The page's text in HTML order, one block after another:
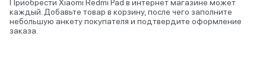
Приобрести Xiaomi Redmi Pad в интернет магазине может
каждый. Добавьте товар в корзину, после чего заполните
небольшую анкету покупателя и подтвердите оформление
заказа.